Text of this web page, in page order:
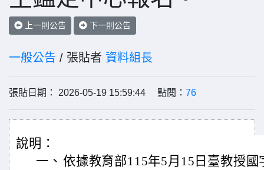
上一則公告 下一則公告
一般公告 / 張貼者 資料組長
張貼日期： 2026-05-19 15:59:44 點閱： 76
說明：
一、 依據教育部115年5月15日臺教授國